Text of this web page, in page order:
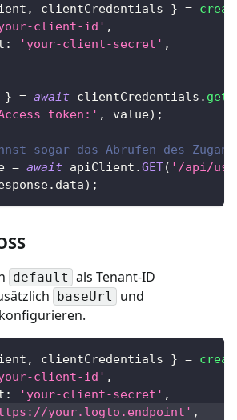
, clientCredentials } =
client-id' ,
: 'your-client-secret' ,
} = await clientCredentials .
token:' , value) ;
sogar das Abrufen des
= await apiClient .GET( '/api/
. data) ;
default als Tenant-ID
baseUrl und
konfigurieren.
, clientCredentials } =
client-id' ,
: 'your-client-secret' ,
your.logto.endpoint' ,